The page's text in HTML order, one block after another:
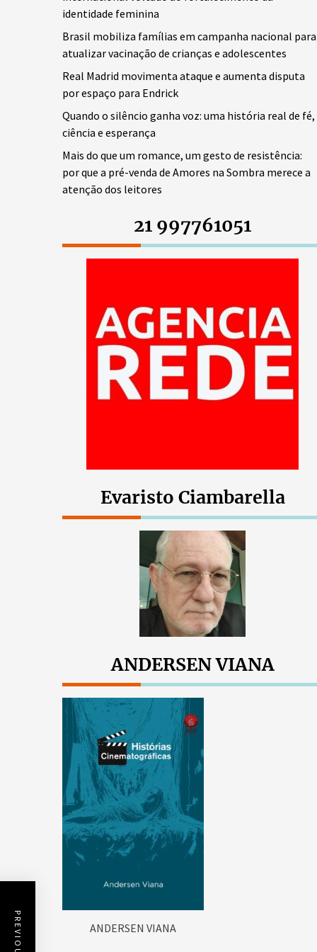
identidade feminina
Brasil mobiliza famílias em campanha nacional para
atualizar vacinação de crianças e adolescentes
Real Madrid movimenta ataque e aumenta disputa
por espaço para Endrick
Quando o silêncio ganha voz: uma história real de fé,
ciência e esperança
Mais do que um romance, um gesto de resistência:
por que a pré-venda de Amores na Sombra merece a
atenção dos leitores
21 997761051
Evaristo Ciambarella
ANDERSEN VIANA
ANDERSEN VIANA